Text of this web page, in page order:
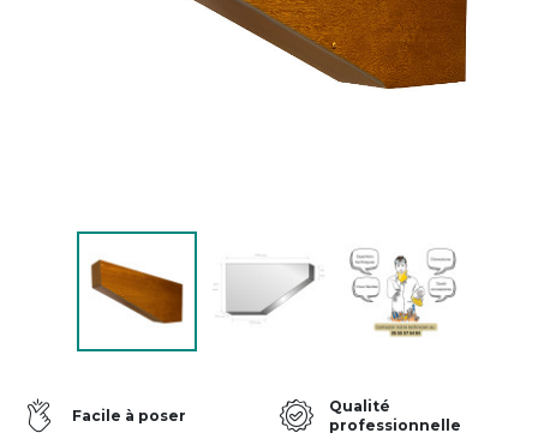
Facile à poser
Qualité
professionnelle